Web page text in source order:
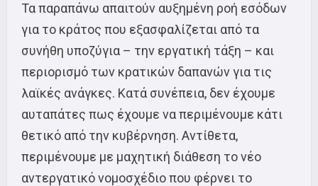
Τα παραπάνω απαιτούν αυξημένη ροή εσόδων
για το κράτος που εξασφαλίζεται από τα
συνήθη υποζύγια – την εργατική τάξη – και
περιορισμό των κρατικών δαπανών για τις
λαϊκές ανάγκες. Κατά συνέπεια, δεν έχουμε
αυταπάτες πως έχουμε να περιμένουμε κάτι
θετικό από την κυβέρνηση. Αντίθετα,
περιμένουμε με μαχητική διάθεση το νέο
αντεργατικό νομοσχέδιο που φέρνει το